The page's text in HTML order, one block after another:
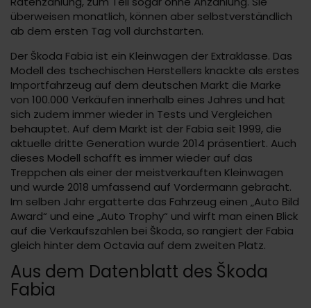
überweisen monatlich, können aber selbstverständlich
ab dem ersten Tag voll durchstarten.
Der Škoda Fabia ist ein Kleinwagen der Extraklasse. Das
Modell des tschechischen Herstellers knackte als erstes
Importfahrzeug auf dem deutschen Markt die Marke
von 100.000 Verkäufen innerhalb eines Jahres und hat
sich zudem immer wieder in Tests und Vergleichen
behauptet. Auf dem Markt ist der Fabia seit 1999, die
aktuelle dritte Generation wurde 2014 präsentiert. Auch
dieses Modell schafft es immer wieder auf das
Treppchen als einer der meistverkauften Kleinwagen
und wurde 2018 umfassend auf Vordermann gebracht.
Im selben Jahr ergatterte das Fahrzeug einen „Auto Bild
Award“ und eine „Auto Trophy“ und wirft man einen Blick
auf die Verkaufszahlen bei Škoda, so rangiert der Fabia
gleich hinter dem Octavia auf dem zweiten Platz.
Aus dem Datenblatt des Škoda
Fabia